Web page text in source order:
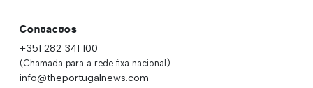
Contactos
+351 282 341 100
(Chamada para a rede fixa nacional)
info@theportugalnews.com